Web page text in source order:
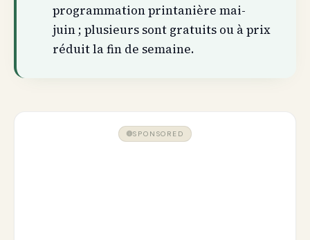
programmation printanière mai-
juin ; plusieurs sont gratuits ou à prix
réduit la fin de semaine.
SPONSORED